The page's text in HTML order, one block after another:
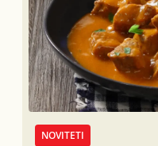
NOVITETI